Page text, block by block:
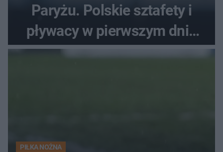
Paryżu. Polskie sztafety i
pływacy w pierwszym dniu
finałów
PIŁKA NOŻNA